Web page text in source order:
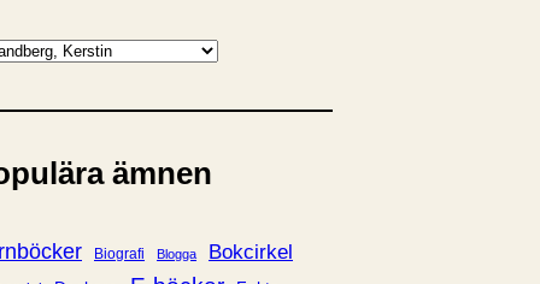
ämnen
Biografi Blogga Bokcirkel